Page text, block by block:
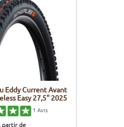
Eddy Current Avant
Easy 27,5'' 2025
1 Avis
partir de